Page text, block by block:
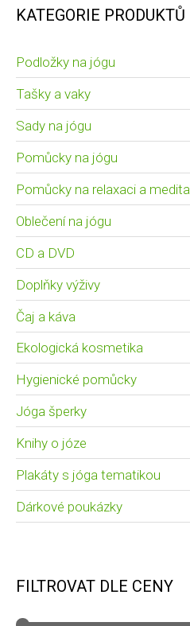
KATEGORIE PRODUKTŮ
Podložky na jógu
Tašky a vaky
Sady na jógu
Pomůcky na jógu
Pomůcky na relaxaci a
Oblečení na jógu
CD a DVD
Doplňky výživy
Čaj a káva
Ekologická kosmetika
Hygienické pomůcky
Jóga šperky
Knihy o józe
Plakáty s jóga tematikou
Dárkové poukázky
FILTROVAT DLE CENY